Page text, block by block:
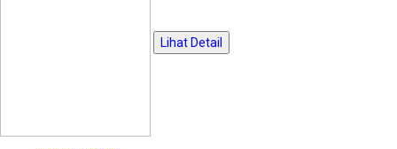
Lihat Detail